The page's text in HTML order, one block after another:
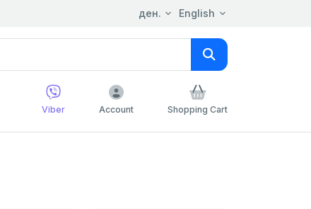
ден. English
Viber Account Shopping Cart